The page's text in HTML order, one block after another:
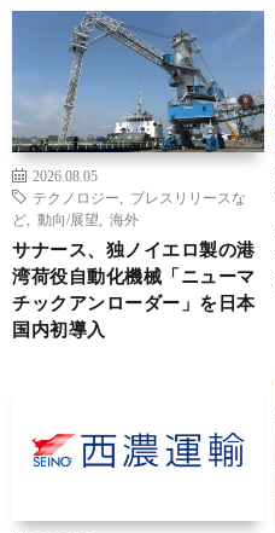
2026.08.05
テクノロジー
プレスリリースな
ど
動向/展望 海外
サナース、独ノイエロ製の港
湾荷役自動化機械「ニューマ
チックアンローダー」を日本
国内初導入